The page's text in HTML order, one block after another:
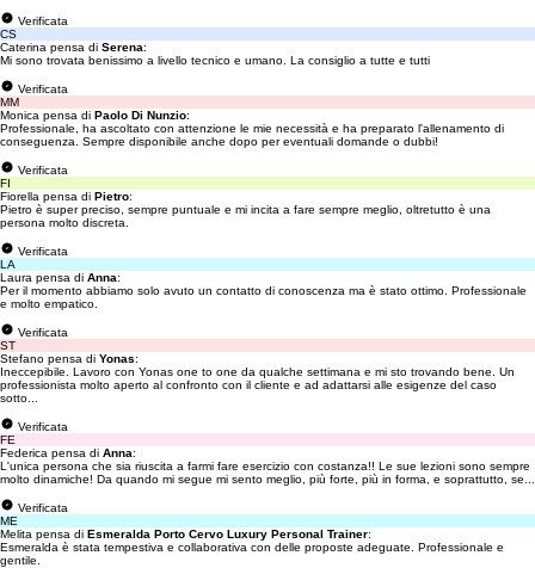
Verificata
CS
Caterina pensa di Serena:
Mi sono trovata benissimo a livello tecnico e umano. La consiglio a tutte e tutti
Verificata
MM
Monica pensa di Paolo Di Nunzio:
Professionale, ha ascoltato con attenzione le mie necessità e ha preparato l'allenamento di
conseguenza. Sempre disponibile anche dopo per eventuali domande o dubbi!
Verificata
FI
Fiorella pensa di Pietro:
Pietro è super preciso, sempre puntuale e mi incita a fare sempre meglio, oltretutto è una
persona molto discreta.
Verificata
LA
Laura pensa di Anna:
Per il momento abbiamo solo avuto un contatto di conoscenza ma è stato ottimo. Professionale
e molto empatico.
Verificata
ST
Stefano pensa di Yonas:
Ineccepibile. Lavoro con Yonas one to one da qualche settimana e mi sto trovando bene. Un
professionista molto aperto al confronto con il cliente e ad adattarsi alle esigenze del caso
sotto...
Verificata
FE
Federica pensa di Anna:
L'unica persona che sia riuscita a farmi fare esercizio con costanza!! Le sue lezioni sono sempre
molto dinamiche! Da quando mi segue mi sento meglio, più forte, più in forma, e soprattutto, se...
Verificata
ME
Melita pensa di Esmeralda Porto Cervo Luxury Personal Trainer:
Esmeralda è stata tempestiva e collaborativa con delle proposte adeguate. Professionale e
gentile.